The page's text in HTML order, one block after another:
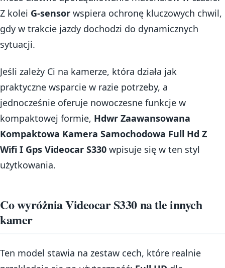
Z kolei G-sensor wspiera ochronę kluczowych chwil,
gdy w trakcie jazdy dochodzi do dynamicznych
sytuacji.
Jeśli zależy Ci na kamerze, która działa jak
praktyczne wsparcie w razie potrzeby, a
jednocześnie oferuje nowoczesne funkcje w
kompaktowej formie, Hdwr Zaawansowana
Kompaktowa Kamera Samochodowa Full Hd Z
Wifi I Gps Videocar S330 wpisuje się w ten styl
użytkowania.
Co wyróżnia Videocar S330 na tle innych
kamer
Ten model stawia na zestaw cech, które realnie